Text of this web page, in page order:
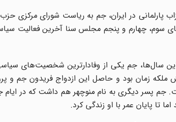
‌پارلمانی ‌در ایران‌، جم‌ به‌ ریاست ‌شورای ‌مرکزی
‌سوم‌، چهارم‌ و پنجم ‌مجلس ‌سنا آخرین ‌فعالیت‌
جم‌ یکی ‌از وفادار‌ترین ‌شخصیت‌های
زمان بود و حاصل این ازدواج فریدون جم و
جم پسر دیگری به نام منوچهر هم داشت که در ایام
تا پایان عمر با او زندگی کرد.